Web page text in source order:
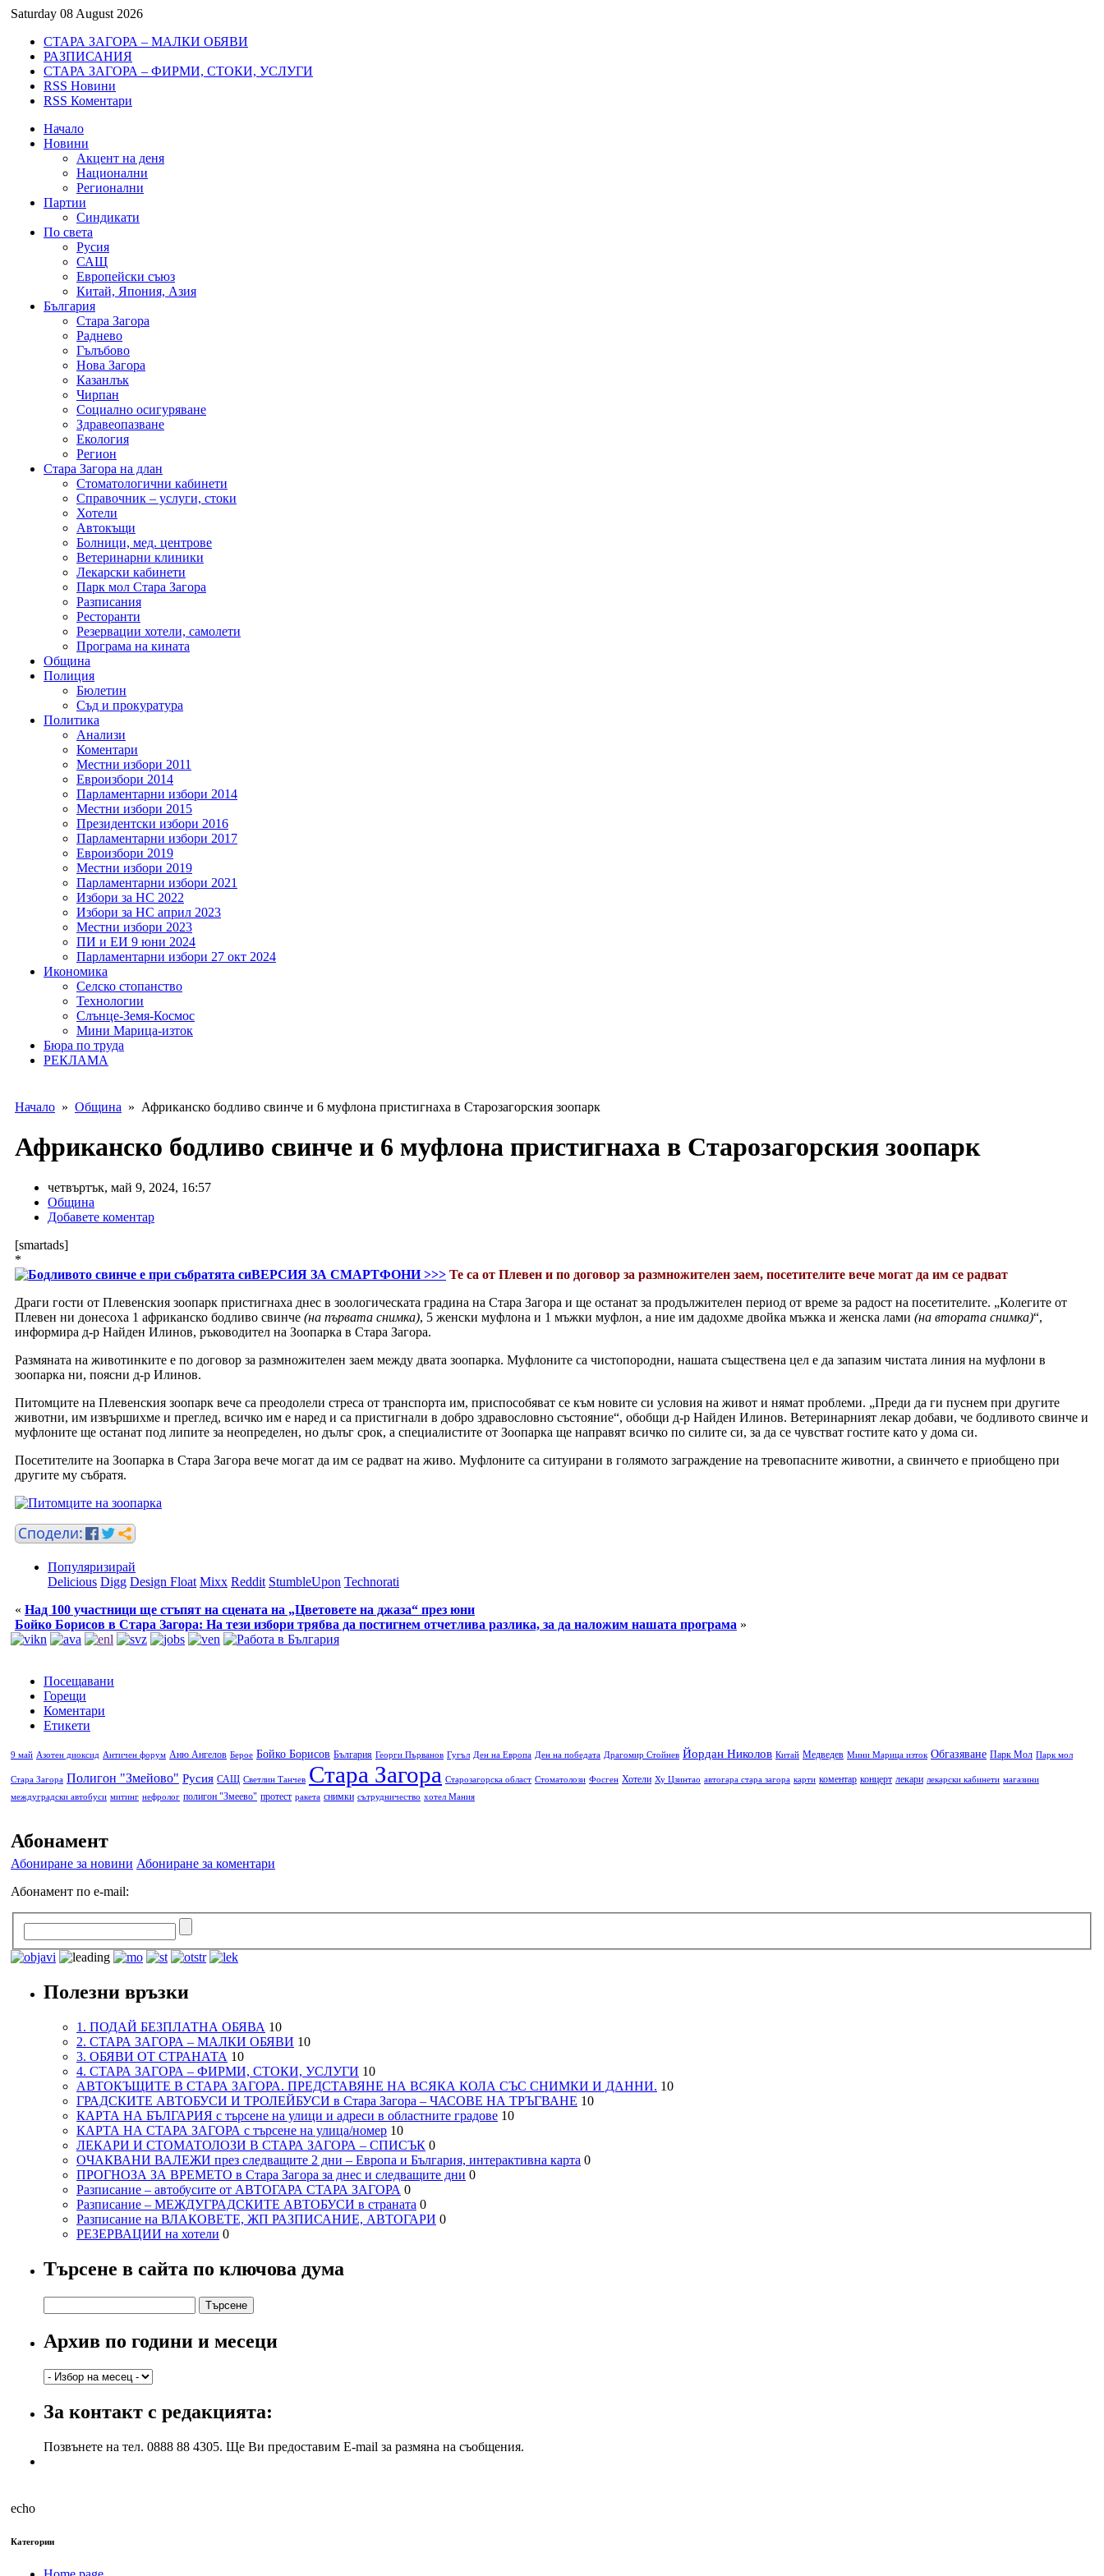
Saturday 08 August 2026
СТАРА ЗАГОРА – МАЛКИ ОБЯВИ
РАЗПИСАНИЯ
СТАРА ЗАГОРА – ФИРМИ, СТОКИ, УСЛУГИ
RSS Новини
RSS Коментари
Начало
Новини
Акцент на деня
Национални
Регионални
Партии
Синдикати
По света
Русия
САЩ
Европейски съюз
Китай, Япония, Азия
България
Стара Загора
Раднево
Гълъбово
Нова Загора
Казанлък
Чирпан
Социално осигуряване
Здравеопазване
Екология
Регион
Стара Загора на длан
Стоматологични кабинети
Справочник – услуги, стоки
Хотели
Автокъщи
Болници, мед. центрове
Ветеринарни клиники
Лекарски кабинети
Парк мол Стара Загора
Разписания
Ресторанти
Резервации хотели, самолети
Програма на кината
Община
Полиция
Бюлетин
Съд и прокуратура
Политика
Анализи
Коментари
Местни избори 2011
Евроизбори 2014
Парламентарни избори 2014
Местни избори 2015
Президентски избори 2016
Парламентарни избори 2017
Евроизбори 2019
Местни избори 2019
Парламентарни избори 2021
Избори за НС 2022
Избори за НС април 2023
Местни избори 2023
ПИ и ЕИ 9 юни 2024
Парламентарни избори 27 окт 2024
Икономика
Селско стопанство
Технологии
Слънце-Земя-Космос
Мини Марица-изток
Бюра по труда
РЕКЛАМА
Начало » Община » Африканско бодливо свинче и 6 муфлона пристигнаха в Старозагорския зоопарк
Африканско бодливо свинче и 6 муфлона пристигнаха в Старозагорския зоопарк
четвъртък, май 9, 2024, 16:57
Община
Добавете коментар
[smartads]
*
ВЕРСИЯ ЗА СМАРТФОНИ >>> Те са от Плевен и по договор за размножителен заем, посетителите вече могат да им се радват
Драги гости от Плевенския зоопарк пристигнаха днес в зоологическата градина на Стара Загора и ще останат за продължителен период от време за радост на посетителите. „Колегите от
Плевен ни донесоха 1 африканско бодливо свинче (на първата снимка), 5 женски муфлона и 1 мъжки муфлон, а ние им дадохме двойка мъжка и женска лами (на втората снимка)“,
информира д-р Найден Илинов, ръководител на Зоопарка в Стара Загора.
Размяната на животинките е по договор за размножителен заем между двата зоопарка. Муфлоните са чистопородни, нашата съществена цел е да запазим чистата линия на муфлони в
зоопарка ни, поясни д-р Илинов.
Питомците на Плевенския зоопарк вече са преодолели стреса от транспорта им, приспособяват се към новите си условия на живот и нямат проблеми. „Преди да ги пуснем при другите
животни, им извършихме и преглед, всичко им е наред и са пристигнали в добро здравословно състояние“, обобщи д-р Найден Илинов. Ветеринарният лекар добави, че бодливото свинче и
муфлоните ще останат под липите за неопределен, но дълъг срок, а специалистите от Зоопарка ще направят всичко по силите си, за да се чувстват гостите като у дома си.
Посетителите на Зоопарка в Стара Загора вече могат да им се радват на живо. Муфлоните са ситуирани в голямото заграждение на тревопасните животни, а свинчето е приобщено при
другите му събратя.
Популяризирай
Delicious Digg Design Float Mixx Reddit StumbleUpon Technorati
« Над 100 участници ще стъпят на сцената на „Цветовете на джаза“ през юни
Бойко Борисов в Стара Загора: На тези избори трябва да постигнем отчетлива разлика, за да наложим нашата програма »
Посещавани
Горещи
Коментари
Етикети
9 май Азотен диоксид Античен форум Аню Ангелов Берое Бойко Борисов България Георги Първанов Гугъл Ден на Европа Ден на победата Драгомир Стойнев Йордан Николов Китай Медведев Мини Марица изток Обгазяване Парк Мол Парк мол
Стара Загора Полигон "Змейово" Русия САЩ Светлин Танчев Стара Загора Старозагорска област Стоматолози Фосген Хотели Ху Цзинтао автогара стара загора карти коментар концерт лекари лекарски кабинети магазини
междуградски автобуси митинг нефролог полигон "Змеево" протест ракета снимки сътрудничество хотел Мания
Абонамент
Абониране за новини Абониране за коментари
Абонамент по e-mail:
Полезни връзки
1. ПОДАЙ БЕЗПЛАТНА ОБЯВА 10
2. СТАРА ЗАГОРА – МАЛКИ ОБЯВИ 10
3. ОБЯВИ ОТ СТРАНАТА 10
4. СТАРА ЗАГОРА – ФИРМИ, СТОКИ, УСЛУГИ 10
АВТОКЪЩИТЕ В СТАРА ЗАГОРА. ПРЕДСТАВЯНЕ НА ВСЯКА КОЛА СЪС СНИМКИ И ДАННИ. 10
ГРАДСКИТЕ АВТОБУСИ И ТРОЛЕЙБУСИ в Стара Загора – ЧАСОВЕ НА ТРЪГВАНЕ 10
КАРТА НА БЪЛГАРИЯ с търсене на улици и адреси в областните градове 10
КАРТА НА СТАРА ЗАГОРА с търсене на улица/номер 10
ЛЕКАРИ И СТОМАТОЛОЗИ В СТАРА ЗАГОРА – СПИСЪК 0
ОЧАКВАНИ ВАЛЕЖИ през следващите 2 дни – Европа и България, интерактивна карта 0
ПРОГНОЗА ЗА ВРЕМЕТО в Стара Загора за днес и следващите дни 0
Разписание – автобусите от АВТОГАРА СТАРА ЗАГОРА 0
Разписание – МЕЖДУГРАДСКИТЕ АВТОБУСИ в страната 0
Разписание на ВЛАКОВЕТЕ, ЖП РАЗПИСАНИЕ, АВТОГАРИ 0
РЕЗЕРВАЦИИ на хотели 0
Търсене в сайта по ключова дума
за:
Архив по години и месеци
Архив
години
и
За контакт с редакцията:
Позвънете на тел. 0888 88 4305. Ще Ви предоставим E-mail за размяна на съобщения.
echo
Категории